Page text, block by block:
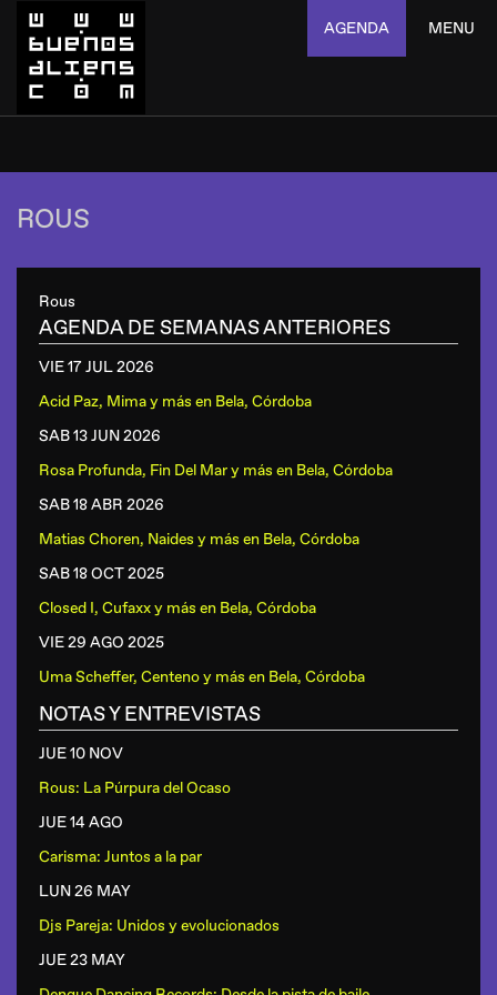
AGENDA MENU
ROUS
Rous
AGENDA DE SEMANAS ANTERIORES
VIE 17 JUL2026
Acid Paz, Mima y más en Bela, Córdoba
SAB 13 JUN2026
Rosa Profunda, Fin Del Mar y más en Bela, Córdoba
SAB 18 ABR 2026
Matias Choren, Naides y más en Bela, Córdoba
SAB 18 OCT2025
Closed I, Cufaxx y más en Bela, Córdoba
VIE 29 AGO 2025
Uma Scheffer, Centeno y más en Bela, Córdoba
NOTAS Y ENTREVISTAS
JUE 10 NOV
Rous: La Púrpura del Ocaso
JUE 14 AGO
Carisma: Juntos a la par
LUN 26 MAY
Djs Pareja: Unidos y evolucionados
JUE 23 MAY